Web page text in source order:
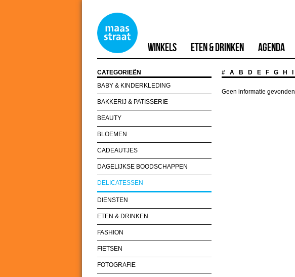
Winkels Eten & Drinken Agenda
CATEGORIEËN
BABY & KINDERKLEDING
BAKKERIJ & PATISSERIE
BEAUTY
BLOEMEN
CADEAUTJES
DAGELIJKSE BOODSCHAPPEN
DELICATESSEN
DIENSTEN
ETEN & DRINKEN
FASHION
FIETSEN
FOTOGRAFIE
# A B D E F G H
Geen informatie gevonden